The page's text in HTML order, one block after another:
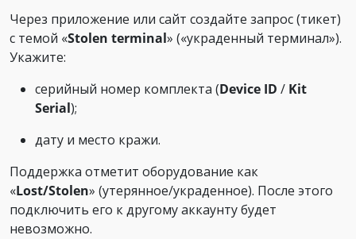
Через приложение или сайт создайте запрос (тикет)
с темой «Stolen terminal» («украденный терминал»).
Укажите:
серийный номер комплекта (Device ID / Kit
Serial);
дату и место кражи.
Поддержка отметит оборудование как
«Lost/Stolen» (утерянное/украденное). После этого
подключить его к другому аккаунту будет
невозможно.